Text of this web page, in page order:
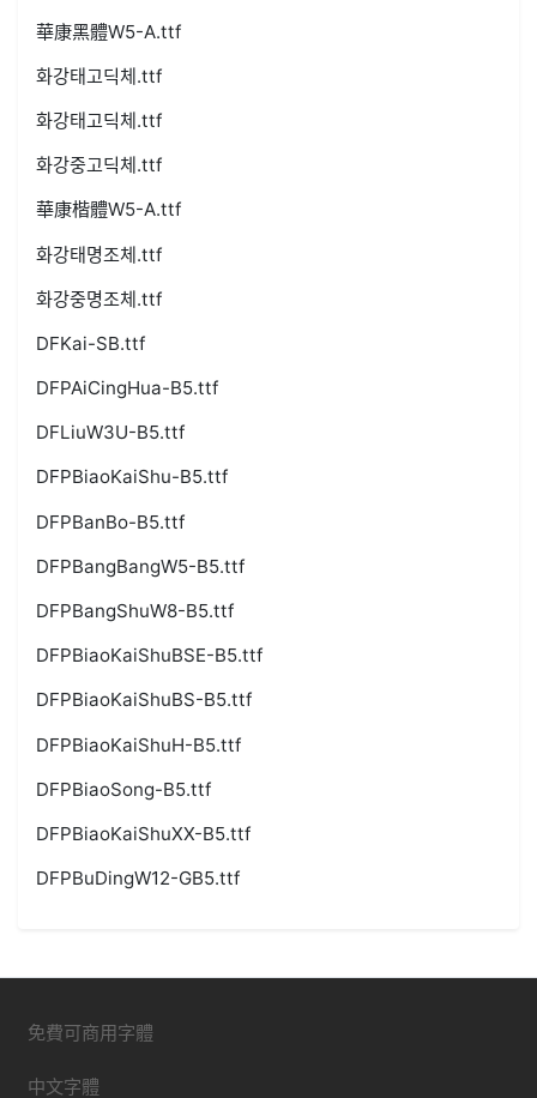
華康黑體W5-A.ttf
화강태고딕체.ttf
화강태고딕체.ttf
화강중고딕체.ttf
華康楷體W5-A.ttf
화강태명조체.ttf
화강중명조체.ttf
DFKai-SB.ttf
DFPAiCingHua-B5.ttf
DFLiuW3U-B5.ttf
DFPBiaoKaiShu-B5.ttf
DFPBanBo-B5.ttf
DFPBangBangW5-B5.ttf
DFPBangShuW8-B5.ttf
DFPBiaoKaiShuBSE-B5.ttf
DFPBiaoKaiShuBS-B5.ttf
DFPBiaoKaiShuH-B5.ttf
DFPBiaoSong-B5.ttf
DFPBiaoKaiShuXX-B5.ttf
DFPBuDingW12-GB5.ttf
免費可商用字體
中文字體